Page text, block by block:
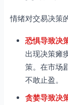
情绪对交易决策
恐惧导致决
出现决策瘫
策。在市场
不敢止盈。
贪婪导致决